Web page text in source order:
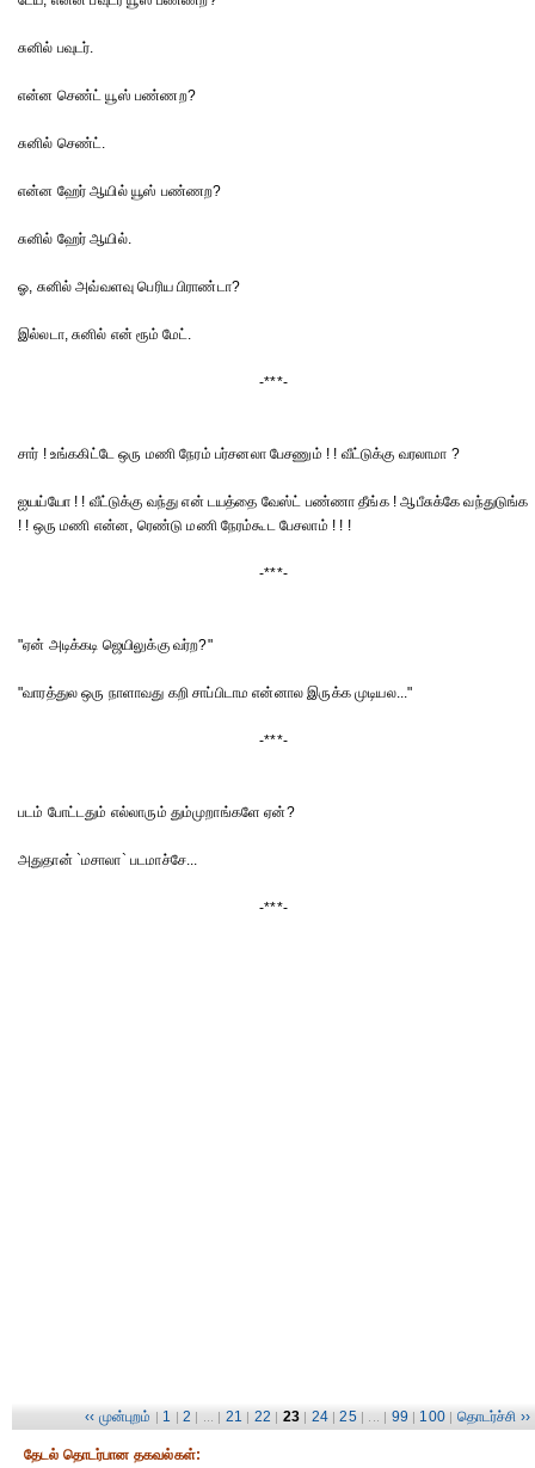
சுனில் பவுடர்.
என்ன செண்ட் யூஸ் பண்ணற?
சுனில் செண்ட்.
என்ன ஹேர் ஆயில் யூஸ் பண்ணற?
சுனில் ஹேர் ஆயில்.
ஓ, சுனில் அவ்வளவு பெரிய பிராண்டா?
இல்லடா, சுனில் என் ரூம் மேட்.
-***-
சார் ! உங்ககிட்டே ஒரு மணி நேரம் பர்சனலா பேசணும் ! ! வீட்டுக்கு வரலாமா ?
ஐயய்யோ ! ! வீட்டுக்கு வந்து என் டயத்தை வேஸ்ட் பண்ணா தீங்க ! ஆபீசுக்கே வந்துடுங்க
! ! ஒரு மணி என்ன, ரெண்டு மணி நேரம்கூட பேசலாம் ! ! !
-***-
"ஏன் அடிக்கடி ஜெயிலுக்கு வர்ற?"
"வாரத்துல ஒரு நாளாவது கறி சாப்பிடாம என்னால இருக்க முடியல..."
-***-
படம் போட்டதும் எல்லாரும் தும்முறாங்களே ஏன்?
அதுதான் `மசாலா` படமாச்சே...
-***-
‹‹ முன்புறம் | 1 | 2 | ... | 21 | 22 | 23 | 24 | 25 | ... | 99 | 100 | தொடர்ச்சி ››
தேட‌ல் தொட‌ர்பான தகவ‌ல்க‌ள்: